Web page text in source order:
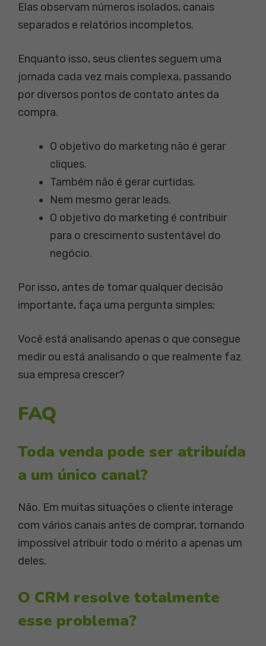
Elas observam números isolados, canais
separados e relatórios incompletos.
Enquanto isso, seus clientes seguem uma
jornada cada vez mais complexa, passando
por diversos pontos de contato antes da
compra.
O objetivo do marketing não é gerar
cliques.
Também não é gerar curtidas.
Nem mesmo gerar leads.
O objetivo do marketing é contribuir
para o crescimento sustentável do
negócio.
Por isso, antes de tomar qualquer decisão
importante, faça uma pergunta simples:
Você está analisando apenas o que consegue
medir ou está analisando o que realmente faz
sua empresa crescer?
FAQ
Toda venda pode ser atribuída
a um único canal?
Não. Em muitas situações o cliente interage
com vários canais antes de comprar, tornando
impossível atribuir todo o mérito a apenas um
deles.
O CRM resolve totalmente
esse problema?